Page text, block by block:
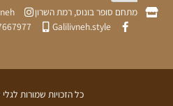
מתחם סופר בונוס, רמת השרון gali_livneh
Galilivneh.style
054-7667977
כל הזכויות שמורות לגלי ליבנה © 2020